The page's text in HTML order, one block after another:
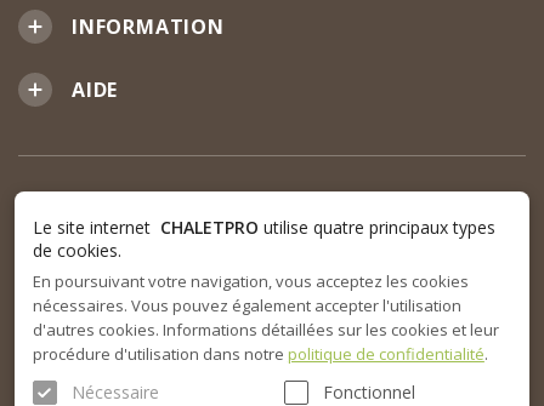
INFORMATION
AIDE
Le site internet CHALETPRO utilise quatre principaux types
de cookies.
En poursuivant votre navigation, vous acceptez les cookies
nécessaires. Vous pouvez également accepter l'utilisation
d'autres cookies. Informations détaillées sur les cookies et leur
procédure d'utilisation dans notre politique de confidentialité.
Nécessaire Fonctionnel